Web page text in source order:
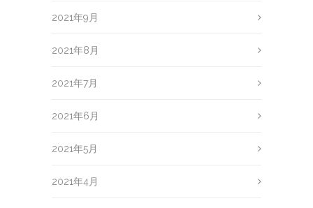
2021年9月
2021年8月
2021年7月
2021年6月
2021年5月
2021年4月